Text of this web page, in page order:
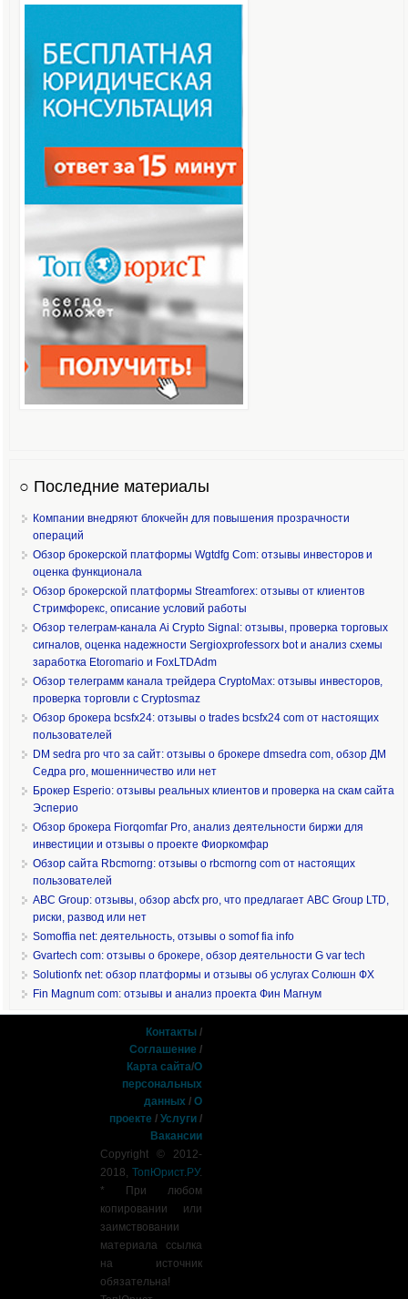
○ Последние материалы
Компании внедряют блокчейн для повышения прозрачности
операций
Обзор брокерской платформы Wgtdfg Com: отзывы инвесторов и
оценка функционала
Обзор брокерской платформы Streamforex: отзывы от клиентов
Стримфорекс, описание условий работы
Обзор телеграм-канала Ai Crypto Signal: отзывы, проверка торговых
сигналов, оценка надежности Sergioxprofessorx bot и анализ схемы
заработка Etoromario и FoxLTDAdm
Обзор телеграмм канала трейдера CryptoMax: отзывы инвесторов,
проверка торговли с Cryptosmaz
Обзор брокера bcsfx24: отзывы о trades bcsfx24 com от настоящих
пользователей
DM sedra pro что за сайт: отзывы о брокере dmsedra com, обзор ДМ
Седра pro, мошенничество или нет
Брокер Esperio: отзывы реальных клиентов и проверка на скам сайта
Эсперио
Обзор брокера Fiorqomfar Pro, анализ деятельности биржи для
инвестиции и отзывы о проекте Фиоркомфар
Обзор сайта Rbcmorng: отзывы о rbcmorng com от настоящих
пользователей
ABC Group: отзывы, обзор abcfx pro, что предлагает ABC Group LTD,
риски, развод или нет
Somoffia net: деятельность, отзывы о somof fia info
Gvartech com: отзывы о брокере, обзор деятельности G var tech
Solutionfx net: обзор платформы и отзывы об услугах Солюшн ФХ
Fin Magnum com: отзывы и анализ проекта Фин Магнум
Контакты /
Соглашение /
Карта сайта/О
персональных
данных /О
проекте /Услуги /
Вакансии
Copyright © 2012-
2018,ТопЮрист.РУ.
* При любом
копировании или
заимствовании
материала ссылка
на источник
обязательна!